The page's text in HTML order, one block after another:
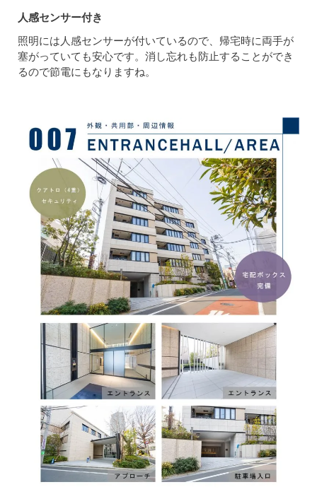
人感センサー付き
照明には人感センサーが付いているので、帰宅時に両手が
塞がっていても安心です。消し忘れも防止することができ
るので節電にもなりますね。